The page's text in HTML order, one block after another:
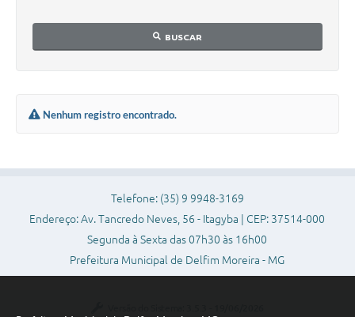
Arquivos para Download
BUSCAR
Nenhum registro encontrado.
Telefone: (35) 9 9948-3169
Endereço: Av. Tancredo Neves, 56 - Itagyba | CEP: 37514-000
Segunda à Sexta das 07h30 às 16h00
Prefeitura Municipal de Delfim Moreira - MG